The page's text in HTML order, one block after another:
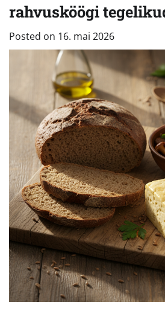
rahvusköögi
Posted on 16. mai 2026